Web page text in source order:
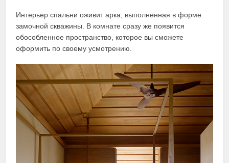
Интерьер спальни оживит арка, выполненная в форме
замочной скважины. В комнате сразу же появится
обособленное пространство, которое вы сможете
оформить по своему усмотрению.